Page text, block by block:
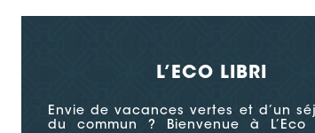
L’ECO LIBRI
Envie de vacances vertes et d’un
du commun ? Bienvenue à L’Eco